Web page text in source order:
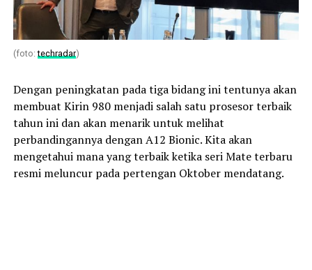
(foto:techradar)
Dengan peningkatan pada tiga bidang ini tentunya akan
membuat Kirin 980 menjadi salah satu prosesor terbaik
tahun ini dan akan menarik untuk melihat
perbandingannya dengan A12 Bionic. Kita akan
mengetahui mana yang terbaik ketika seri Mate terbaru
resmi meluncur pada pertengan Oktober mendatang.